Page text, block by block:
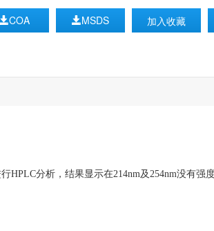
COA MSDS 加入收藏
分析，结果显示在214nm及254nm没有强